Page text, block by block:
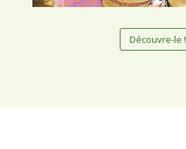
Découvre-le !